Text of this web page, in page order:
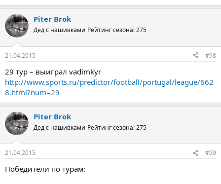
Piter Brok
Дед с нашивками Рейтинг сезона: 275
21.04.2015 #98
29 тур – выиграл vadimkyr
http://www.sports.ru/predictor/football/portugal/league/662
8.html?num=29
Piter Brok
Дед с нашивками Рейтинг сезона: 275
21.04.2015 #99
Победители по турам: